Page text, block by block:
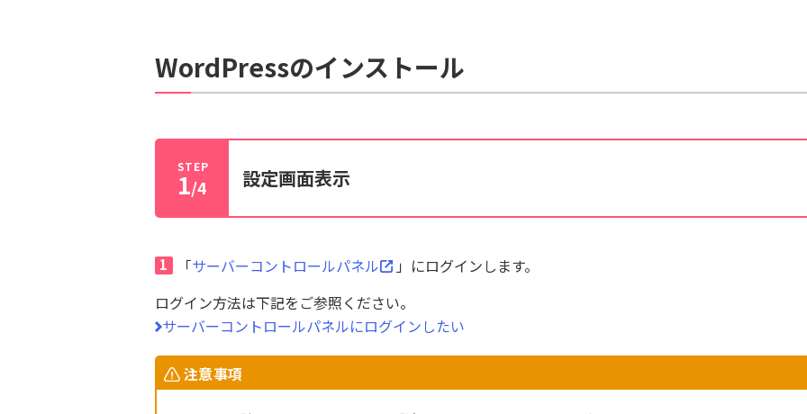
WordPressのインストール
STEP
1/4 設定画面表示
1 「サーバーコントロールパネル
」にログインします。
ログイン方法は下記をご参照ください。
サーバーコントロールパネルにログインしたい
注意事項